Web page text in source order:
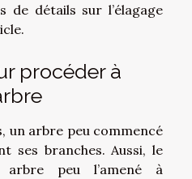
de détails sur l’élagage
procéder à
un arbre peu commencé
ses branches. Aussi, le
arbre peu l’amené à